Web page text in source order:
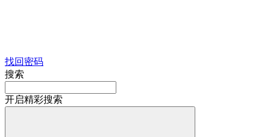
找回密码
搜索
开启精彩搜索